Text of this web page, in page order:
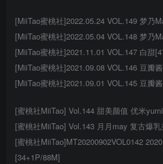
[MiiTao蜜桃社]2022.05.24 VOL.149 梦乃
[MiiTao蜜桃社]2022.05.04 VOL.148 梦乃
[MiiTao蜜桃社]2021.11.01 VOL.147 白甜
[MiiTao蜜桃社]2021.09.08 VOL.146 豆瓣
[MiiTao蜜桃社]2021.09.01 VOL.145 豆瓣
[蜜桃社MiiTao] Vol.144 甜美颜值 优米
[蜜桃社MiiTao] Vol.143 月月may 复古爆
[蜜桃社MiiTao]MT20200902VOL0142
[34+1P/88M]